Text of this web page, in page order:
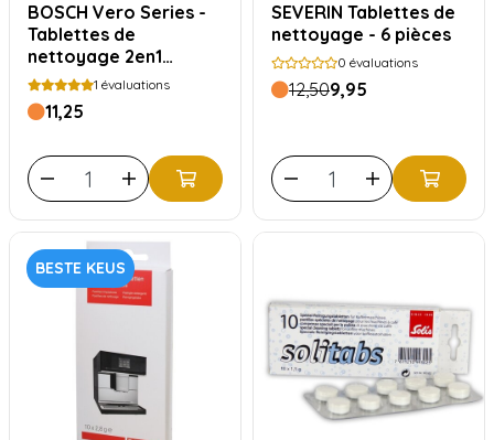
BOSCH Vero Series -
Tablettes de
nettoyage 2en1
TCZ8001A
1 évaluations
11,25
SEVERIN Tablettes de
nettoyage - 6 pièces
0 évaluations
12,509,95
BESTE KEUS